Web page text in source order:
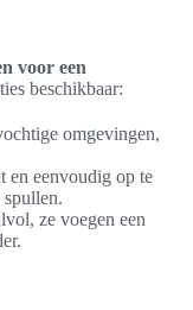
voor een
beschikbaar:
omgevingen,
en eenvoudig op te
ze voegen een